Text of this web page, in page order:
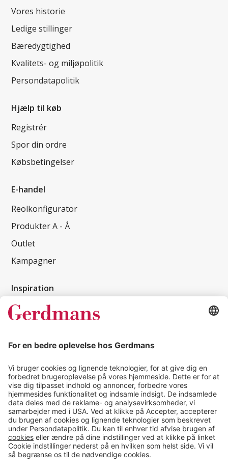
Vores historie
Ledige stillinger
Bæredygtighed
Kvalitets- og miljøpolitik
Persondatapolitik
Hjælp til køb
Registrér
Spor din ordre
Købsbetingelser
E-handel
Reolkonfigurator
Produkter A - Å
Outlet
Kampagner
Inspiration
Kundereferencer
Tips & guides
Kontakt
salg@gerdmans.dk
49 18 07 07
Salgsafdeling åbningstider
08.00-16.00